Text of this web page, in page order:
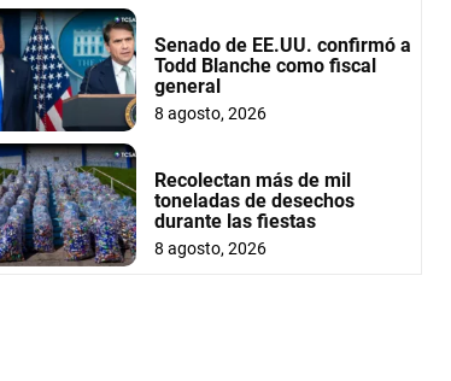
Senado de EE.UU. confirmó a
Todd Blanche como fiscal
general
8 agosto, 2026
Recolectan más de mil
toneladas de desechos
durante las fiestas
8 agosto, 2026